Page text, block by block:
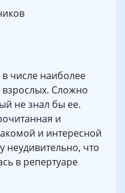
в числе наиболее
Сложно
не знал бы ее.
и
и интересной
неудивительно, что
в репертуаре